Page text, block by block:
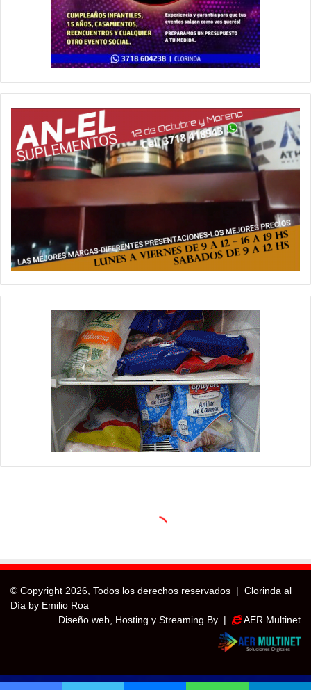
© Copyright 2026, Todos los derechos reservados | Clorinda al
Día by Emilio Roa
Diseño web, Hosting y Streaming By |
AER Multinet